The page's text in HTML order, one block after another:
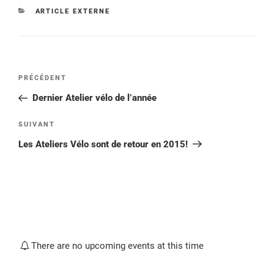
CATÉGORIES
ARTICLE EXTERNE
Navigation
Article
précédent
PRÉCÉDENT
Dernier Atelier vélo de l’année
Article
suivant
SUIVANT
Les Ateliers Vélo sont de retour en 2015!
There are no upcoming events at this time